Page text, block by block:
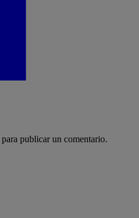
para publicar un comentario.